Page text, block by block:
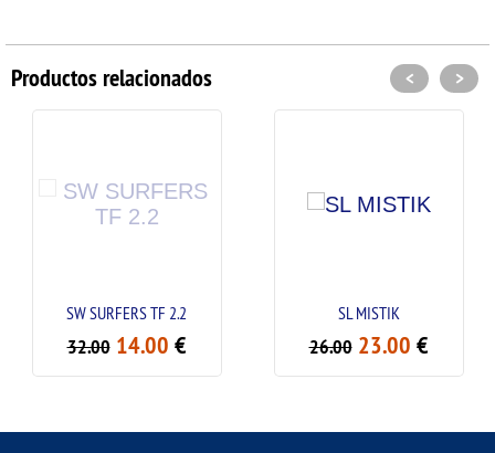
Productos relacionados
SW SURFERS TF 2.2
32.00 14.00€
SL MISTIK
26.00 23.00€
< >